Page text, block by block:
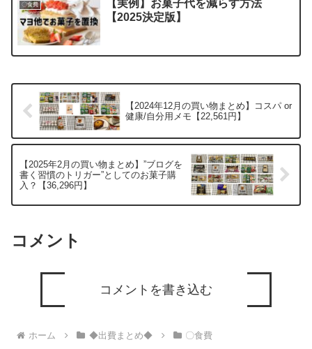
〇食費
【実例】お菓子代を減らす方法
【2025決定版】
【2024年12月の買い物まとめ】コスパ or
健康/自分用メモ【22,561円】
【2025年2月の買い物まとめ】”ブログを
書く習慣のトリガー”としてのお菓子購
入？【36,296円】
コメント
コメントを書き込む
ホーム ◆出費まとめ◆ 〇食費